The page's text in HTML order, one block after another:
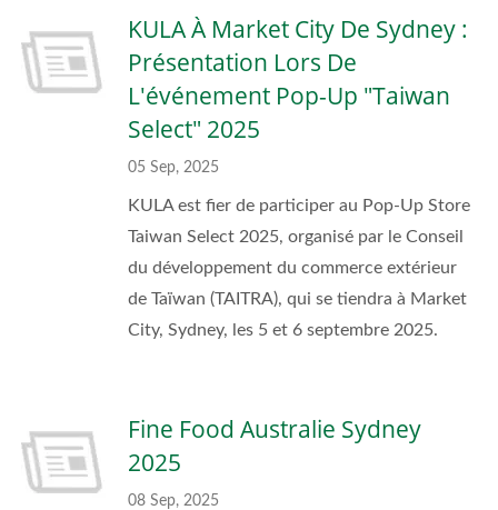
KULA À Market City De Sydney :
Présentation Lors De
L'événement Pop-Up "Taiwan
Select" 2025
05 Sep, 2025
KULA est fier de participer au Pop-Up Store
Taiwan Select 2025, organisé par le Conseil
du développement du commerce extérieur
de Taïwan (TAITRA), qui se tiendra à Market
City, Sydney, les 5 et 6 septembre 2025.
Fine Food Australie Sydney
2025
08 Sep, 2025